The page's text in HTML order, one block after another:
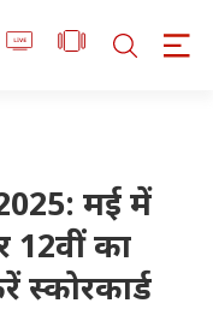
मई में
12वीं का